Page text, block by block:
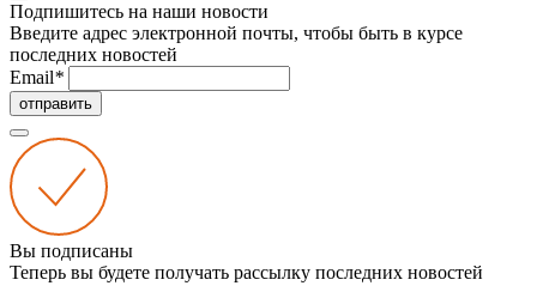
Подпишитесь на наши новости
Введите адрес электронной почты, чтобы быть в курсе
последних новостей
Email*
отправить
Вы подписаны
Теперь вы будете получать рассылку последних новостей